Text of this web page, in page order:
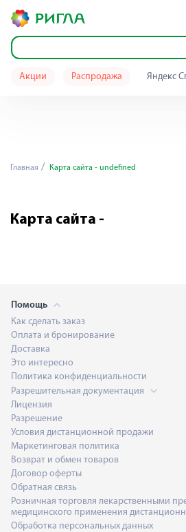
Акции Распродажа Яндекс
Главная Карта сайта - undefined
Карта сайта -
Помощь
Как сделать заказ
Оплата и бронирование
Доставка
Это интересно
Политика конфиденциальности
Разрешительная документация
Лицензия
Разрешение
Условия дистанционной продажи
Маркетинговая политика
Возврат и обмен товаров
Договор оферты
Обратная связь
Розничная торговля лекарственными
медицинского применения
Обработка персональных данных